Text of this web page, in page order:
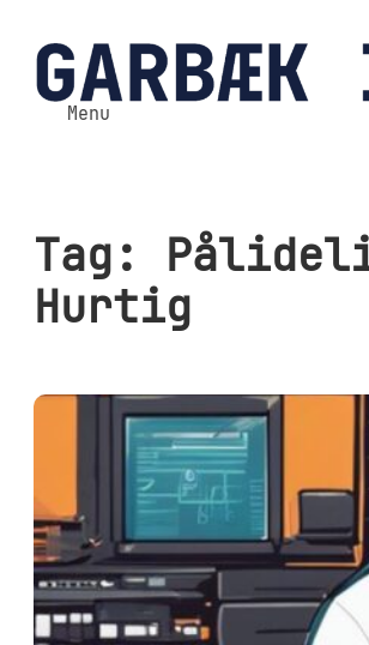
til
indhold
Menu
Tag:
Hurtig